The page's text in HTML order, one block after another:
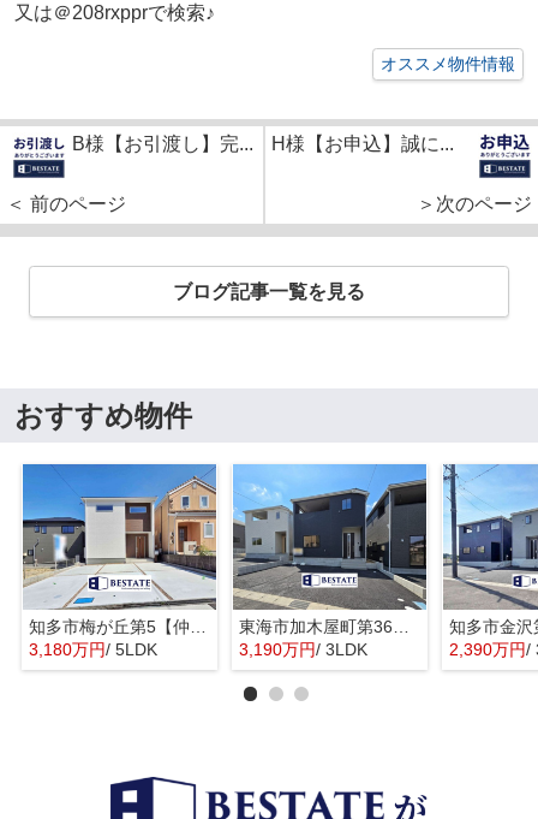
又は＠208rxpprで検索♪
オススメ物件情報
B様【お引渡し】完...
＜ 前のページ
H様【お申込】誠に...
＞次のページ
ブログ記事一覧を見る
おすすめ物件
3,180万円/ 5LDK
3,190万円/ 3LDK 2,390万円/